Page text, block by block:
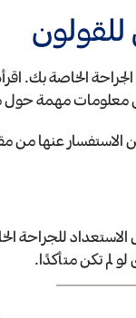
للقولون
الخاصة بك.
معلومات مهمة حول
الاستفسار عنها من
للجراحة
لو لم تكن متأكدًا.